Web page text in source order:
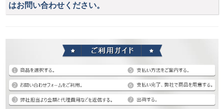
はお問い合わせください。